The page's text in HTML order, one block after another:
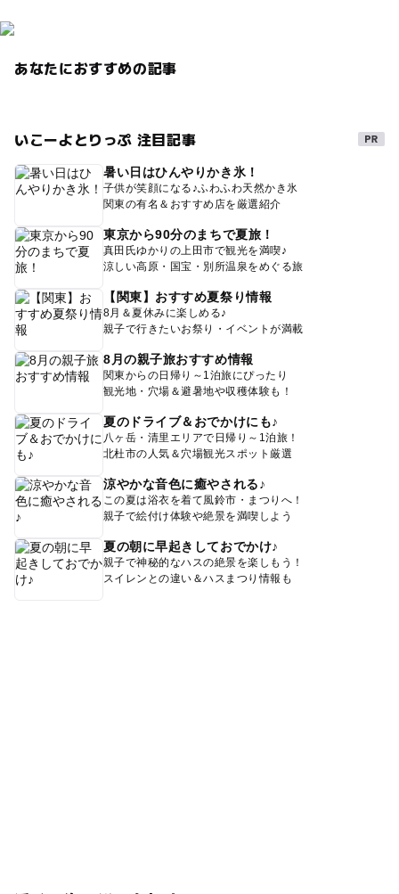
あなたにおすすめの記事
いこーよとりっぷ 注目記事
暑い日はひんやりかき氷！
子供が笑顔になる♪ふわふわ天然かき氷
関東の有名＆おすすめ店を厳選紹介
東京から90分のまちで夏旅！
真田氏ゆかりの上田市で観光を満喫♪
涼しい高原・国宝・別所温泉をめぐる旅
【関東】おすすめ夏祭り情報
8月＆夏休みに楽しめる♪
親子で行きたいお祭り・イベントが満載
8月の親子旅おすすめ情報
関東からの日帰り～1泊旅にぴったり
観光地・穴場＆避暑地や収穫体験も！
夏のドライブ＆おでかけにも♪
八ヶ岳・清里エリアで日帰り～1泊旅！
北杜市の人気＆穴場観光スポット厳選
涼やかな音色に癒やされる♪
この夏は浴衣を着て風鈴市・まつりへ！
親子で絵付け体験や絶景を満喫しよう
夏の朝に早起きしておでかけ♪
親子で神秘的なハスの絶景を楽しもう！
スイレンとの違い＆ハスまつり情報も